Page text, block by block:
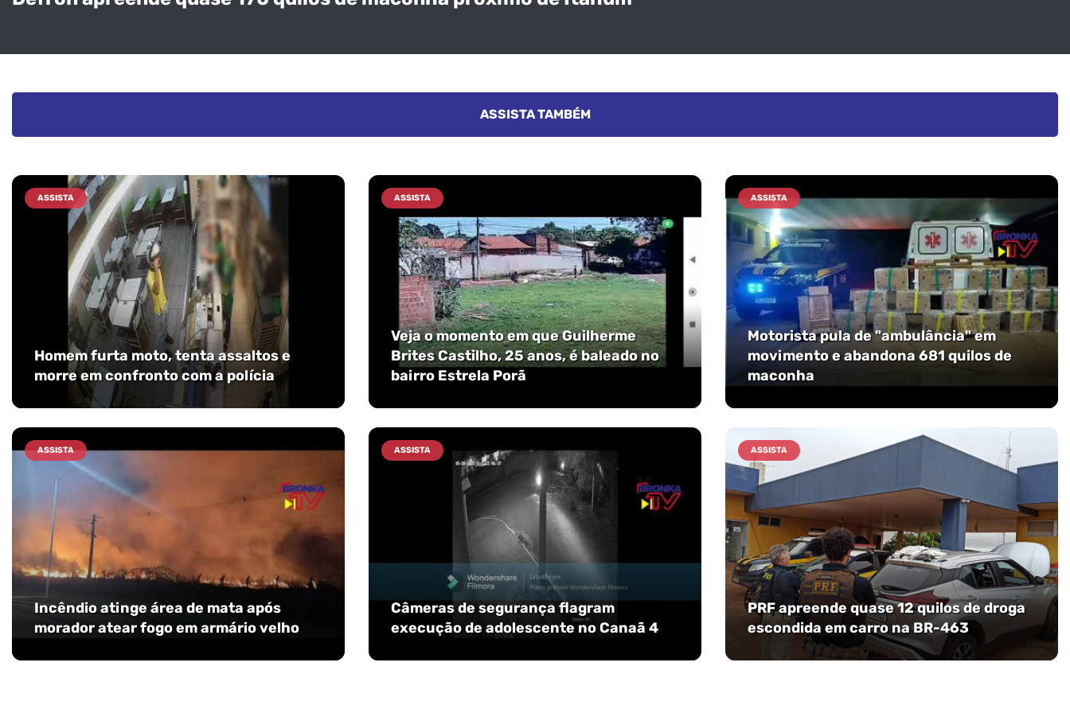
ASSISTA TAMBÉM
ASSISTA
Homem furta moto, tenta assaltos e
morre em confronto com a polícia
ASSISTA
Veja o momento em que Guilherme
Brites Castilho, 25 anos, é baleado no
bairro Estrela Porã
ASSISTA
Motorista pula de "ambulância" em
movimento e abandona 681 quilos de
maconha
ASSISTA
Incêndio atinge área de mata após
morador atear fogo em armário velho
ASSISTA
Câmeras de segurança flagram
execução de adolescente no Canaã 4
ASSISTA
PRF apreende quase 12 quilos de droga
escondida em carro na BR-463